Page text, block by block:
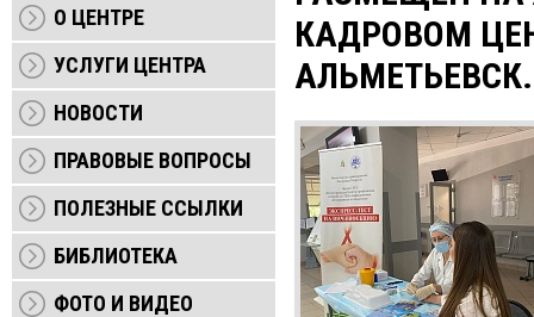
О ЦЕНТРЕ
УСЛУГИ ЦЕНТРА
НОВОСТИ
ПРАВОВЫЕ ВОПРОСЫ
ПОЛЕЗНЫЕ ССЫЛКИ
БИБЛИОТЕКА
ФОТО И ВИДЕО
КАДРОВОМ
АЛЬМЕТЬЕВСК.